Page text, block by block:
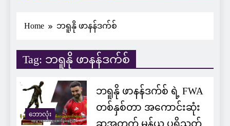
Home ဘရူနို ဖာနန်ဒက်စ်
Tag: ဘရူနို ဖာနန်ဒက်စ်
ဘောလုံး
ဘရူနို ဖာနန်ဒက်စ် ရဲ့ FWA
တစ်နှစ်တာ အကောင်းဆုံး